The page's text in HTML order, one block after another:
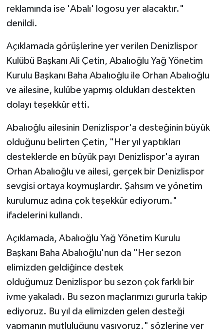
reklamında ise 'Abalı' logosu yer alacaktır."
denildi.
Açıklamada görüşlerine yer verilen Denizlispor
Kulübü Başkanı Ali Çetin, Abalıoğlu Yağ Yönetim
Kurulu Başkanı Baha Abalıoğlu ile Orhan Abalıoğlu
ve ailesine, kulübe yapmış oldukları destekten
dolayı teşekkür etti.
Abalıoğlu ailesinin Denizlispor'a desteğinin büyük
olduğunu belirten Çetin, "Her yıl yaptıkları
desteklerde en büyük payı Denizlispor'a ayıran
Orhan Abalıoğlu ve ailesi, gerçek bir Denizlispor
sevgisi ortaya koymuşlardır. Şahsım ve yönetim
kurulumuz adına çok teşekkür ediyorum."
ifadelerini kullandı.
Açıklamada, Abalıoğlu Yağ Yönetim Kurulu
Başkanı Baha Abalıoğlu'nun da "Her sezon
elimizden geldiğince destek
olduğumuz Denizlispor bu sezon çok farklı bir
ivme yakaladı. Bu sezon maçlarımızı gururla takip
ediyoruz. Bu yıl da elimizden gelen desteği
yapmanın mutluluğunu yaşıyoruz." sözlerine yer